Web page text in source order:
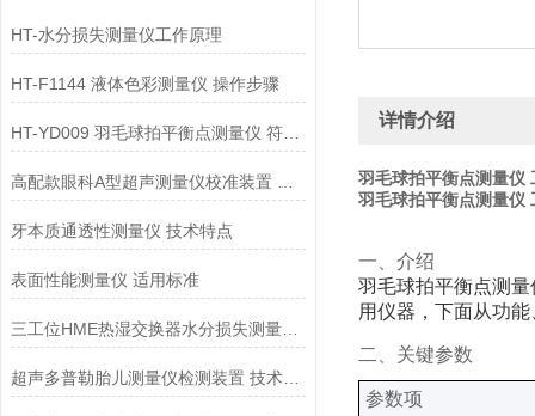
HT-水分损失测量仪工作原理
HT-F1144 液体色彩测量仪 操作步骤
HT-YD009 羽毛球拍平衡点测量仪 符合认证标准
牙本质通透性测量仪 技术特点
表面性能测量仪 适用标准
三工位HME热湿交换器水分损失测量仪 操作规程
超声多普勒胎儿测量仪检测装置 技术交流
详情介绍
羽毛球拍平衡点测量仪
羽毛球拍平衡点测量仪
‌一、 介绍
羽毛球拍平衡点测
用仪器，下面从功
‌二、关键参数
‌参数项‌